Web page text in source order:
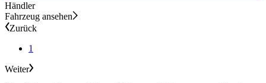
Händler
Fahrzeug ansehen
Zurück
1
Weiter